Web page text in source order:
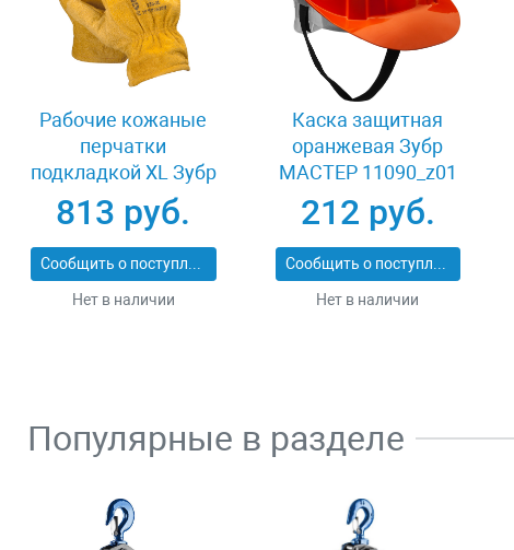
Рабочие кожаные
перчатки
подкладкой XL Зубр
МАСТЕР 1135-XL
813 руб.
Сообщить о поступлении
Нет в наличии
Каска защитная
оранжевая Зубр
МАСТЕР 11090_z01
212 руб.
Сообщить о поступлении
Нет в наличии
Популярные в разделе